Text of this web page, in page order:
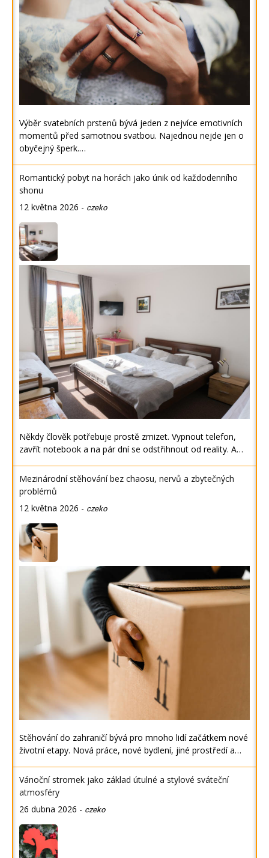
Výběr svatebních prstenů bývá jeden z nejvíce emotivních
momentů před samotnou svatbou. Najednou nejde jen o
obyčejný šperk.…
Romantický pobyt na horách jako únik od každodenního
shonu
12 května 2026 - czeko
Někdy člověk potřebuje prostě zmizet. Vypnout telefon,
zavřít notebook a na pár dní se odstřihnout od reality. A…
Mezinárodní stěhování bez chaosu, nervů a zbytečných
problémů
12 května 2026 - czeko
Stěhování do zahraničí bývá pro mnoho lidí začátkem nové
životní etapy. Nová práce, nové bydlení, jiné prostředí a…
Vánoční stromek jako základ útulné a stylové sváteční
atmosféry
26 dubna 2026 - czeko